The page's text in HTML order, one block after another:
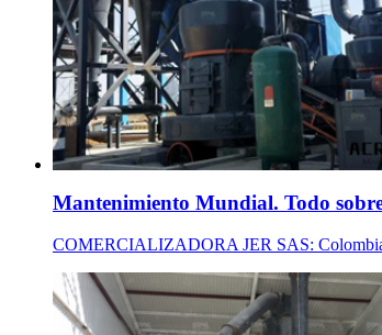
Mantenimiento Mundial. Todo
COMERCIALIZADORA JER SAS: